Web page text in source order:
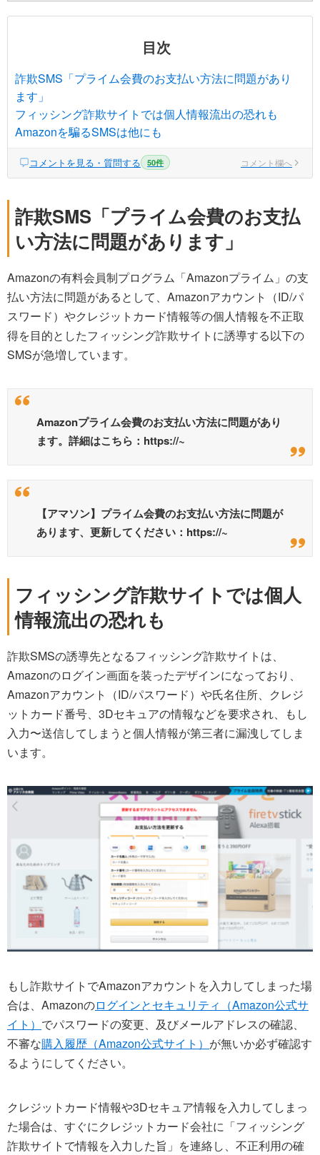
目次
詐欺SMS「プライム会費のお支払い方法に問題があり
ます」
フィッシング詐欺サイトでは個人情報流出の恐れも
Amazonを騙るSMSは他にも
コメントを見る・質問する 50件 コメント欄へ
詐欺SMS「プライム会費のお支払
い方法に問題があります」
Amazonの有料会員制プログラム「Amazonプライム」の支
払い方法に問題があるとして、Amazonアカウント（ID/パ
スワード）やクレジットカード情報等の個人情報を不正取
得を目的としたフィッシング詐欺サイトに誘導する以下の
SMSが急増しています。
Amazonプライム会費のお支払い方法に問題があり
ます。詳細はこちら：https://~
【アマソン】プライム会費のお支払い方法に問題が
あります、更新してください：https://~
フィッシング詐欺サイトでは個人
情報流出の恐れも
詐欺SMSの誘導先となるフィッシング詐欺サイトは、
Amazonのログイン画面を装ったデザインになっており、
Amazonアカウント（ID/パスワード）や氏名住所、クレジ
ットカード番号、3Dセキュアの情報などを要求され、もし
入力〜送信してしまうと個人情報が第三者に漏洩してしま
います。
もし詐欺サイトでAmazonアカウントを入力してしまった場
合は、Amazonのログインとセキュリティ（Amazon公式サ
イト） でパスワードの変更、及びメールアドレスの確認、
不審な購入履歴（Amazon公式サイト） が無いか必ず確認す
るようにしてください。
クレジットカード情報や3Dセキュア情報を入力してしまっ
た場合は、すぐにクレジットカード会社に「フィッシング
詐欺サイトで情報を入力した旨」を連絡し、不正利用の確